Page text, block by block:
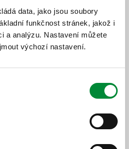
data, jako jsou soubory
funkčnost stránek, jakož i
a analýzu. Nastavení můžete
výchozí nastavení.
Změnový jízdní řád